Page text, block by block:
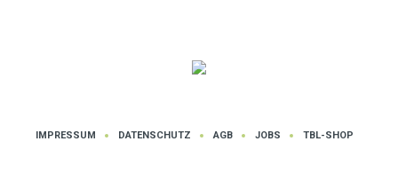
IMPRESSUM DATENSCHUTZ AGB JOBS TBL-SHOP